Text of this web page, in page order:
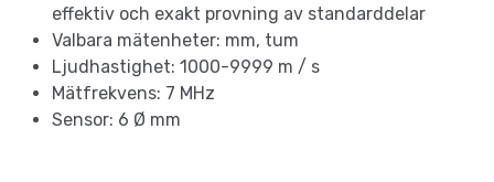
effektiv och exakt provning av standarddelar
Valbara mätenheter: mm, tum
Ljudhastighet: 1000-9999 m / s
Mätfrekvens: 7 MHz
Sensor: 6 Ø mm